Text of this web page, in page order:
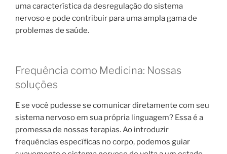
uma característica da desregulação do sistema
nervoso e pode contribuir para uma ampla gama de
problemas de saúde.
Frequência como Medicina: Nossas
soluções
E se você pudesse se comunicar diretamente com seu
sistema nervoso em sua própria linguagem? Essa é a
promessa de nossas terapias. Ao introduzir
frequências específicas no corpo, podemos guiar